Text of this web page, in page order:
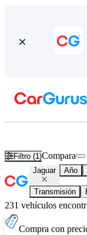
Filtro (1)Compara
Jaguar Año
Transmisión
231 vehículos
Compra con